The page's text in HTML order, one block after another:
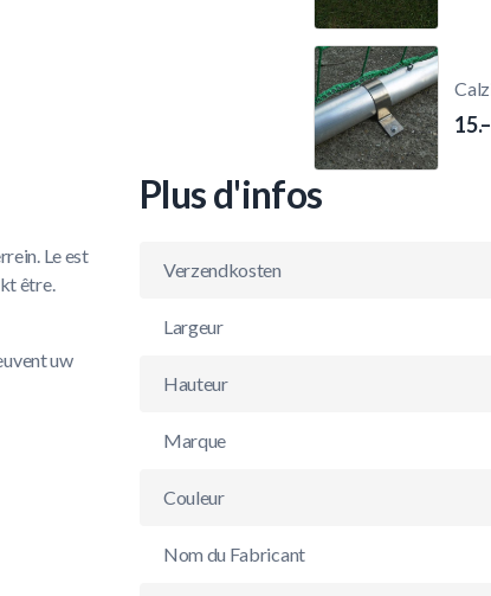
Le est
être.
uw
Plus d'infos
Verzendkosten
Largeur
Hauteur
Marque
Couleur
Nom du Fabricant